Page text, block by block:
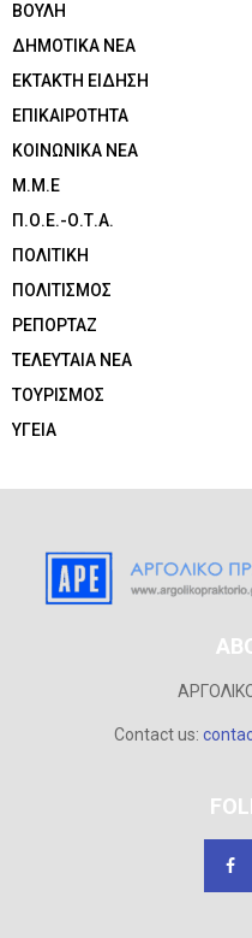
ΒΟΥΛΗ
ΔΗΜΟΤΙΚΑ ΝΕΑ
ΕΚΤΑΚΤΗ ΕΙΔΗΣΗ
ΕΠΙΚΑΙΡΟΤΗΤΑ
ΚΟΙΝΩΝΙΚΑ ΝΕΑ
Μ.Μ.Ε
Π.Ο.Ε.-Ο.Τ.Α.
ΠΟΛΙΤΙΚΗ
ΠΟΛΙΤΙΣΜΟΣ
ΡΕΠΟΡΤΑΖ
ΤΕΛΕΥΤΑΙΑ ΝΕΑ
ΤΟΥΡΙΣΜΟΣ
ΥΓΕΙΑ
Contact us: